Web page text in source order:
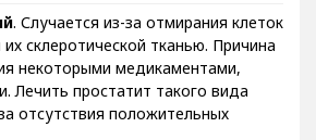
. Случается из-за отмирания клеток
склеротической тканью. Причина
некоторыми медикаментами,
Лечить простатит такого вида
отсутствия положительных